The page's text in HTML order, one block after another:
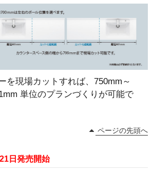
を現場カットすれば、750mm～
単位のプランづくりが可能で
ページの先頭へ
日発売開始